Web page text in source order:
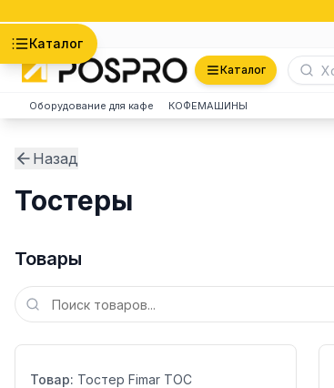
Каталог
Каталог
Оборудование для кафе КОФЕМАШИНЫ
Назад
Тостеры
Товары
Бренд:
Товар: Тостер Fimar TOC